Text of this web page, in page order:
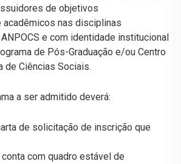
de objetivos
acadêmicos nas disciplinas
e com identidade institucional
de Pós-Graduação e/ou Centro
de Ciências Sociais.
a ser admitido deverá:
de solicitação de inscrição que
com quadro estável de